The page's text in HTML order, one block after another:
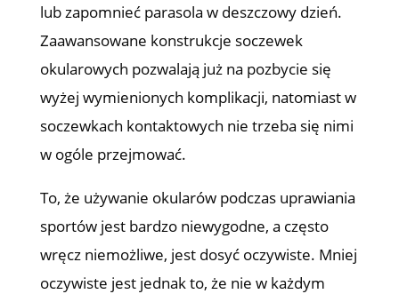
lub zapomnieć parasola w deszczowy dzień.
Zaawansowane konstrukcje soczewek
okularowych pozwalają już na pozbycie się
wyżej wymienionych komplikacji, natomiast w
soczewkach kontaktowych nie trzeba się nimi
w ogóle przejmować.
To, że używanie okularów podczas uprawiania
sportów jest bardzo niewygodne, a często
wręcz niemożliwe, jest dosyć oczywiste. Mniej
oczywiste jest jednak to, że nie w każdym